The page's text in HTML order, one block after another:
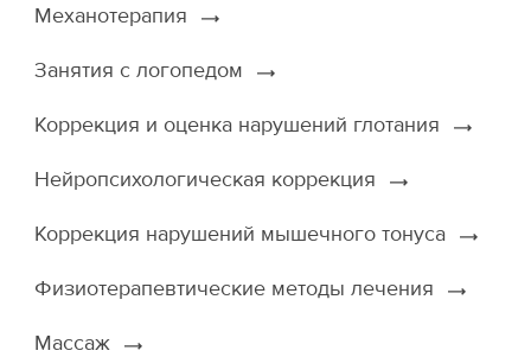
Механотерапия
Занятия с логопедом
Коррекция и оценка нарушений глотания
Нейропсихологическая коррекция
Коррекция нарушений мышечного тонуса
Физиотерапевтические методы лечения
Массаж